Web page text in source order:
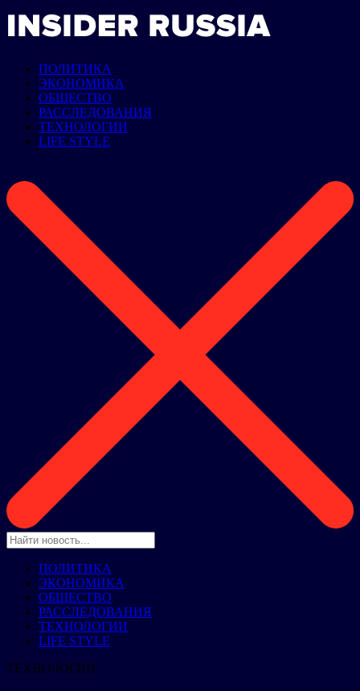
ПОЛИТИКА
ЭКОНОМИКА
ОБЩЕСТВО
РАССЛЕДОВАНИЯ
ТЕХНОЛОГИИ
LIFE STYLE
ПОЛИТИКА
ЭКОНОМИКА
ОБЩЕСТВО
РАССЛЕДОВАНИЯ
ТЕХНОЛОГИИ
LIFE STYLE
ТЕХНОЛОГИИ